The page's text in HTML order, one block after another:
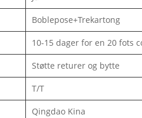
Boblepose+Trekartong
10-15 dager for en 20 fots
Støtte returer og bytte
T/T
Qingdao Kina